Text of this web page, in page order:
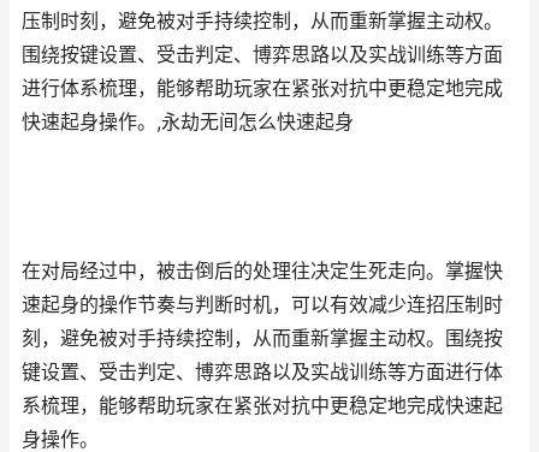
压制时刻，避免被对手持续控制，从而重新掌握主动权。
围绕按键设置、受击判定、博弈思路以及实战训练等方面
进行体系梳理，能够帮助玩家在紧张对抗中更稳定地完成
快速起身操作。,永劫无间怎么快速起身
在对局经过中，被击倒后的处理往决定生死走向。掌握快
速起身的操作节奏与判断时机，可以有效减少连招压制时
刻，避免被对手持续控制，从而重新掌握主动权。围绕按
键设置、受击判定、博弈思路以及实战训练等方面进行体
系梳理，能够帮助玩家在紧张对抗中更稳定地完成快速起
身操作。